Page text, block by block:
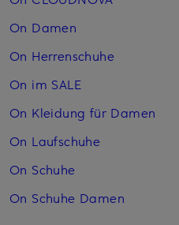
On Damen
On Herrenschuhe
On im SALE
On Kleidung für Damen
On Laufschuhe
On Schuhe
On Schuhe Damen